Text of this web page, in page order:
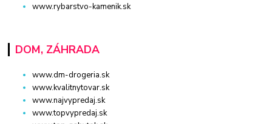
www.rybarstvo-kamenik.sk
DOM, ZÁHRADA
www.dm-drogeria.sk
www.kvalitnytovar.sk
www.najvypredaj.sk
www.topvypredaj.sk